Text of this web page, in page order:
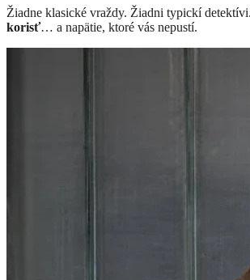
Žiadne klasické vraždy. Žiadni typickí
korisť… a napätie, ktoré vás nepustí.